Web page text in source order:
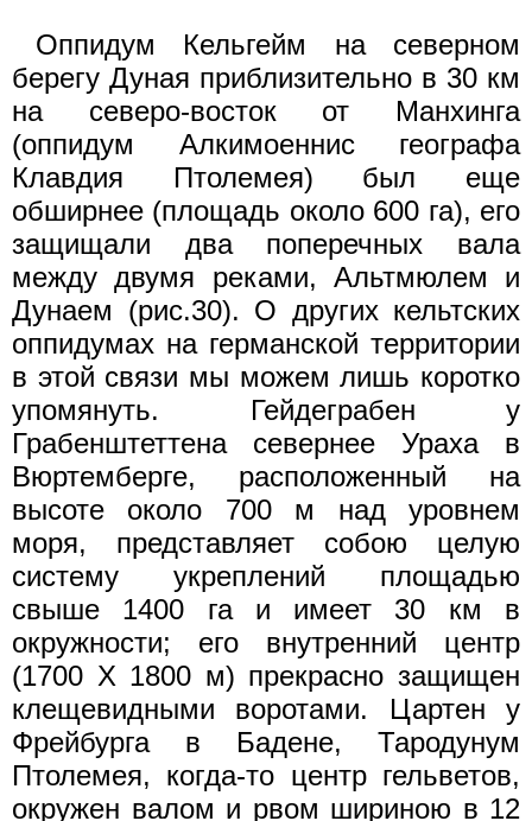
Оппидум Кельгейм на северном
берегу Дуная приблизительно в 30 км
на северо-восток от Манхинга
(оппидум Алкимоеннис географа
Клавдия Птолемея) был еще
обширнее (площадь около 600 га), его
защищали два поперечных вала
между двумя реками, Альтмюлем и
Дунаем (рис.30). О других кельтских
оппидумах на германской территории
в этой связи мы можем лишь коротко
упомянуть. Гейдеграбен у
Грабенштеттена севернее Ураха в
Вюртемберге, расположенный на
высоте около 700 м над уровнем
моря, представляет собою целую
систему укреплений площадью
свыше 1400 га и имеет 30 км в
окружности; его внутренний центр
(1700 X 1800 м) прекрасно защищен
клещевидными воротами. Цартен у
Фрейбурга в Бадене, Тародунум
Птолемея, когда-то центр гельветов,
окружен валом и рвом шириною в 12